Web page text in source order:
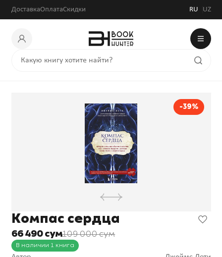
ДоставкаОплатаСкидки RU UZ
-39%
Компас сердца
66 490 сум109 000 сум
В наличии 1 книга